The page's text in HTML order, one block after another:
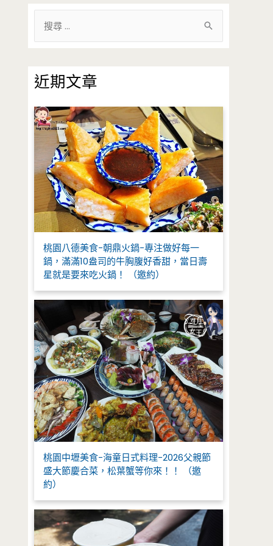
鍵
字
:
近期文章
桃園八德美食-朝鼎火鍋-專注做好每一
鍋，滿滿10盎司的牛胸腹好香甜，當日壽
星就是要來吃火鍋！ （邀約）
桃園中壢美食-海童日式料理-2026父親節
盛大節慶合菜，松葉蟹等你來！！ （邀
約）